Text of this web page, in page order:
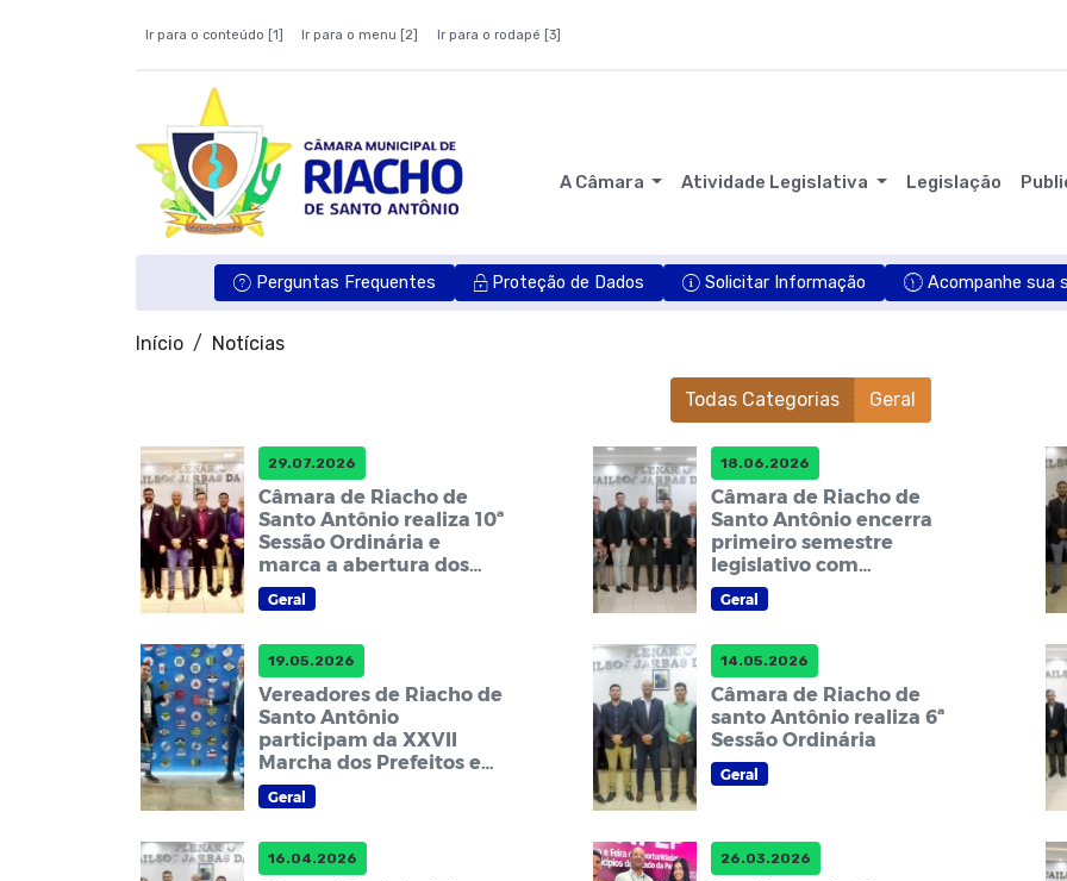
Ir para o conteúdo [1] Ir para o menu [2] Ir para o rodapé [3]
A Câmara Atividade Legislativa Legislação
Perguntas Frequentes Proteção de Dados Solicitar Informação Acompanhe sua
Início Notícias
Todas Categorias Geral
29.07.2026
Câmara de Riacho de
Santo Antônio realiza 10ª
Sessão Ordinária e
marca a abertura dos
trabalhos legislativos do
segundo semestre
Geral
18.06.2026
Câmara de Riacho de
Santo Antônio encerra
primeiro semestre
legislativo com
aprovação de
importantes matérias
Geral
19.05.2026
Vereadores de Riacho de
Santo Antônio
participam da XXVII
Marcha dos Prefeitos em
Brasília
Geral
14.05.2026
Câmara de Riacho de
santo Antônio realiza 6ª
Sessão Ordinária
Geral
16.04.2026 26.03.2026